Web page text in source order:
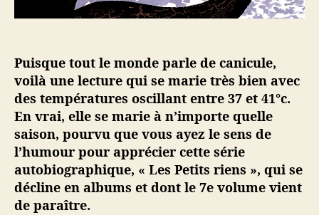
e
p
g
r
d
c
h
o
s
Puisque tout le monde parle de canicule,
voilà une lecture qui se marie très bien avec
des températures oscillant entre 37 et 41°c.
En vrai, elle se marie à n’importe quelle
saison, pourvu que vous ayez le sens de
l’humour pour apprécier cette série
autobiographique, « Les Petits riens », qui se
décline en albums et dont le 7e volume vient
de paraître.